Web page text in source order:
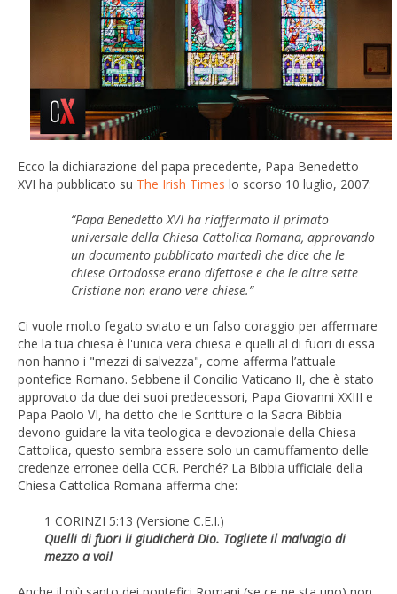
Ecco la dichiarazione del papa precedente, Papa Benedetto
XVI ha pubblicato su The Irish Times lo scorso 10 luglio, 2007:
“Papa Benedetto XVI ha riaffermato il primato
universale della Chiesa Cattolica Romana, approvando
un documento pubblicato martedì che dice che le
chiese Ortodosse erano difettose e che le altre sette
Cristiane non erano vere chiese.”
Ci vuole molto fegato sviato e un falso coraggio per affermare
che la tua chiesa è l'unica vera chiesa e quelli al di fuori di essa
non hanno i "mezzi di salvezza", come afferma l’attuale
pontefice Romano. Sebbene il Concilio Vaticano II, che è stato
approvato da due dei suoi predecessori, Papa Giovanni XXIII e
Papa Paolo VI, ha detto che le Scritture o la Sacra Bibbia
devono guidare la vita teologica e devozionale della Chiesa
Cattolica, questo sembra essere solo un camuffamento delle
credenze erronee della CCR. Perché? La Bibbia ufficiale della
Chiesa Cattolica Romana afferma che:
1 CORINZI 5:13 (Versione C.E.I.)
Quelli di fuori li giudicherà Dio. Togliete il malvagio di
mezzo a voi!